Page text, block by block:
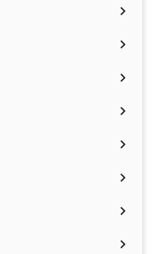







